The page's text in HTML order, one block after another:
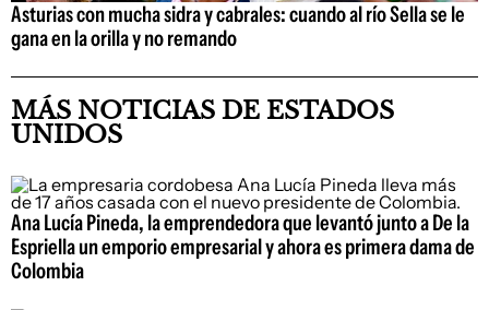
Asturias con mucha sidra y cabrales: cuando al río Sella se le
gana en la orilla y no remando
MÁS NOTICIAS DE ESTADOS
UNIDOS
Ana Lucía Pineda, la emprendedora que levantó junto a De la
Espriella un emporio empresarial y ahora es primera dama de
Colombia